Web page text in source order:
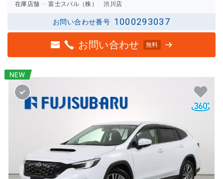
在庫店舗 富士スバル（株） 渋川店
お問い合わせ番号 1000293037
お問い合わせ 無料